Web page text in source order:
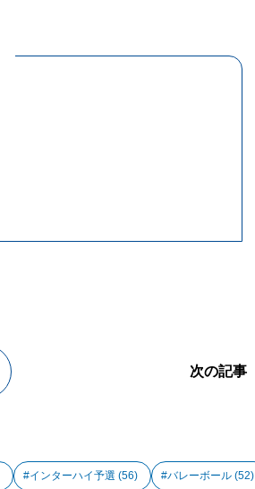
次の記事
インターハイ予選 (56) バレーボール(52)